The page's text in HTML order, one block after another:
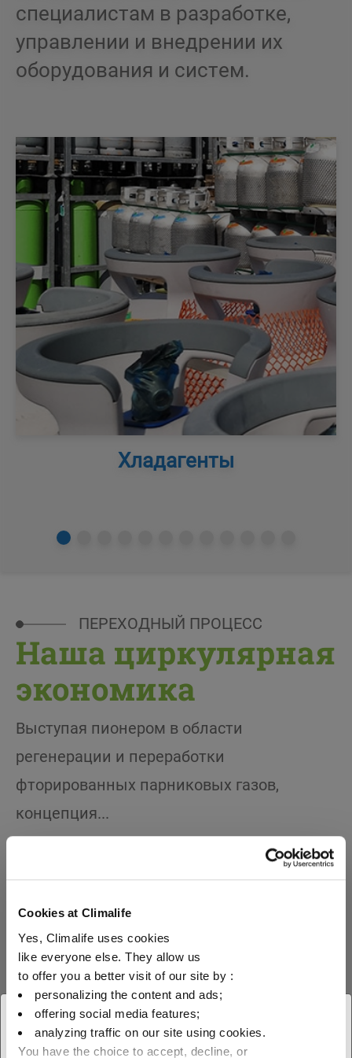
Cookies at Climalife
Yes, Climalife uses cookies
like everyone else. They allow us
to offer you a better visit of our site by :
personalizing the content and ads;
offering social media features;
analyzing traffic on our site using cookies.
You have the choice to accept, decline, or
× Закрыть
специалистам в разработке,
управлении и внедрении их
оборудования и систем.
Хладагенты
ПЕРЕХОДНЫЙ ПРОЦЕСС
Наша циркулярная
экономика
Выступая пионером в области
регенерации и переработки
фторированных парниковых газов,
концепция...
+10% ТО
Инвестиции в НИОКР